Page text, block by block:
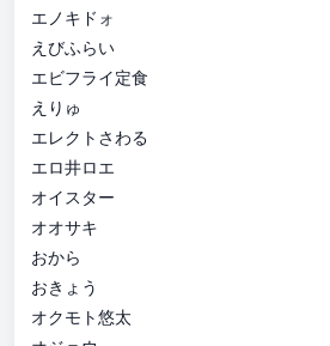
エノキドォ
えびふらい
エビフライ定食
えりゅ
エレクトさわる
エロ井ロエ
オイスター
オオサキ
おから
おきょう
オクモト悠太